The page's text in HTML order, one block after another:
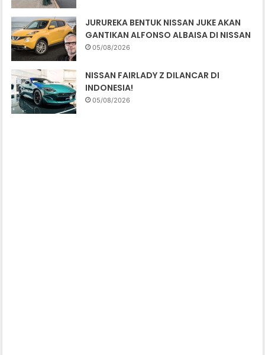
JURUREKA BENTUK NISSAN JUKE AKAN
GANTIKAN ALFONSO ALBAISA DI NISSAN
05/08/2026
NISSAN FAIRLADY Z DILANCAR DI
INDONESIA!
05/08/2026